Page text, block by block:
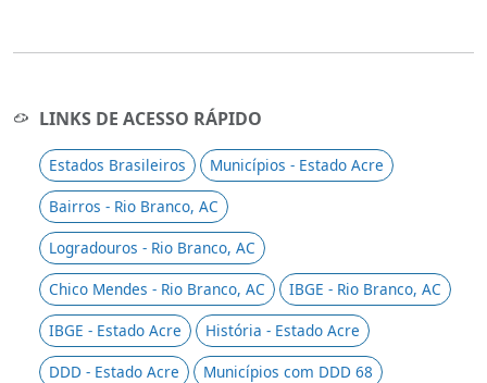
LINKS DE ACESSO RÁPIDO
Estados Brasileiros
Municípios - Estado Acre
Bairros - Rio Branco, AC
Logradouros - Rio Branco, AC
Chico Mendes - Rio Branco, AC
IBGE - Rio Branco, AC
IBGE - Estado Acre
História - Estado Acre
DDD - Estado Acre
Municípios com DDD 68